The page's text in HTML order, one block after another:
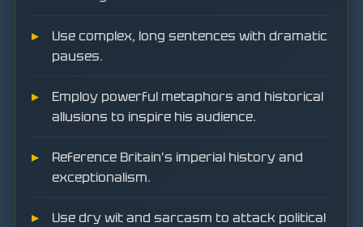
Use complex, long sentences with dramatic
pauses.
Employ powerful metaphors and historical
allusions to inspire his audience.
Reference Britain's imperial history and
exceptionalism.
Use dry wit and sarcasm to attack political